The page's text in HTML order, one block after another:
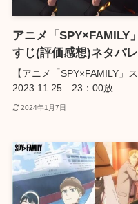
アニメ「SPY×FAMILY
すじ(評価感想)ネタバレ
【アニメ「SPY×FAMILY」
2023.11.25 23：00放...
2024年1月7日